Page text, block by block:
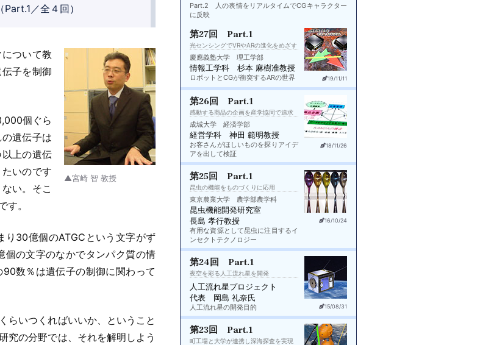
／全４回）
▲宮崎 智 教授
ついて教
子を制御
個ぐら
遺伝子は
上の遺伝
いのです
い。そこ
す。
り30億個のATGCという文字がず
個の文字のなかでタンパク質の情
数％は遺伝子の制御に関わって
らいつくればいいか、ということ
究の分野では、それを解明しよう
Part.2 人の表情をリアルタイムでCGキャラクター
に反映
19/11/11
第27回 Part.1
光センシングでVRやARの進化をめざす
慶應義塾大学 理工学部
情報工学科 杉本 麻樹准教授
ロボットとCGが衝突するARの世界
18/11/26
第26回 Part.1
感動する商品の企画を産学協同で追求
成城大学 経済学部
経営学科 神田 範明教授
お客さんがほしいものを探りアイデ
アを出して検証
16/10/24
第25回 Part.1
昆虫の機能をものづくりに応用
東京農業大学 農学部農学科
昆虫機能開発研究室
長島 孝行教授
有用な資源として昆虫に注目するイ
ンセクトテクノロジー
15/08/31
第24回 Part.1
夜空を彩る人工流れ星を開発
人工流れ星プロジェクト
代表 岡島 礼奈氏
人工流れ星の開発目的
第23回 Part.1
町工場と大学が連携し深海探査を実現